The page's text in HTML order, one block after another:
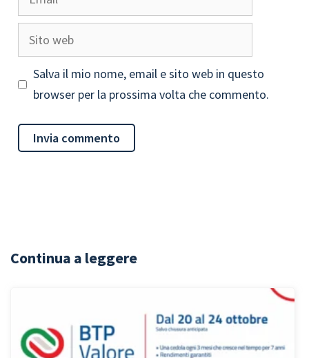
Sito
web
Salva il mio nome, email e sito web in questo
browser per la prossima volta che commento.
Continua a leggere